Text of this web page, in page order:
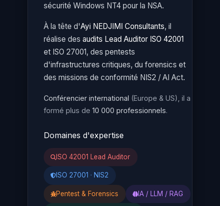
sécurité Windows NT4 pour la NSA.
À la tête d'Ayi NEDJIMI Consultants, il
réalise des audits Lead Auditor ISO 42001
et ISO 27001, des pentests
d'infrastructures critiques, du forensics et
des missions de conformité NIS2 / AI Act.
Conférencier international (Europe & US), il a
formé plus de 10 000 professionnels.
Domaines d'expertise
ISO 42001 Lead Auditor
ISO 27001 · NIS2
Pentest & Forensics IA / LLM / RAG